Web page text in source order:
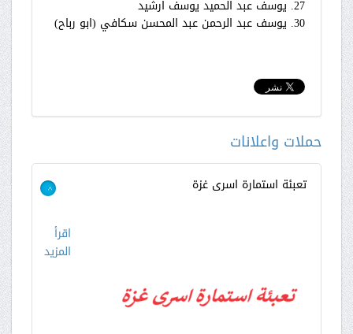
27. يوسف عبد الحميد يوسف ارشيد
30. يوسف عبد الرحمن عبد المحسن سكافي (ابو رباح)
حملات واعلانات
تعبئة استمارة اسرى غزة >
اقرأ
المزيد